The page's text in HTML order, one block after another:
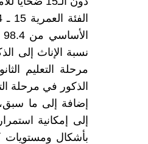
الذكور في مرحلة
إضافة إلى ما
إلى إمكانية
بأشكال ومستويات